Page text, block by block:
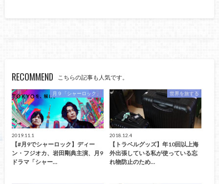
RECOMMEND こちらの記事も人気です。
月９「シャーロック」
2019.11.1
【#月9でシャーロック】ディー
ン・フジオカ、岩田剛典主演、月9
ドラマ「シャー…
世界を旅する
2018.12.4
【トラベルグッズ】年10回以上海
外出張している私が使っている忘
れ物防止のため…